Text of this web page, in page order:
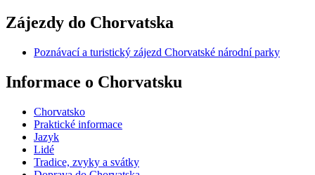
Zájezdy do Chorvatska
Poznávací a turistický zájezd Chorvatské národní parky
Informace o Chorvatsku
Chorvatsko
Praktické informace
Jazyk
Lidé
Tradice, zvyky a svátky